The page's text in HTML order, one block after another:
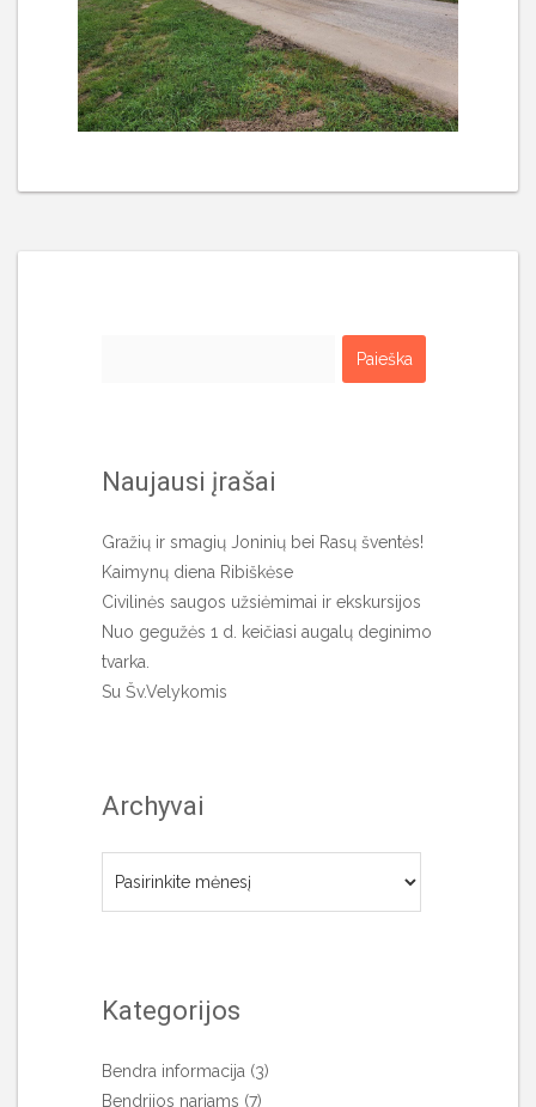
Naujausi įrašai
Gražių ir smagių Joninių bei Rasų šventės!
Kaimynų diena Ribiškėse
Civilinės saugos užsiėmimai ir ekskursijos
Nuo gegužės 1 d. keičiasi augalų deginimo
tvarka.
Su Šv.Velykomis
Archyvai
Kategorijos
Bendra informacija (3)
Bendrijos nariams (7)